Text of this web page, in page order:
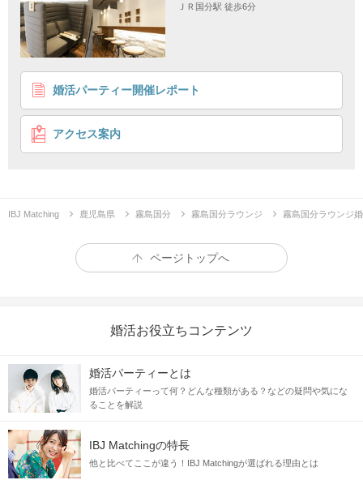
1 2 3 4
《近距離在住限定》幸せはこんなに近くに！今年も頑
張った自分に素敵な出会いを♡
待ち時間は男女別席♪ 投票は男女別席♪
＼ 落ち着くのはやっぱり地元 ／
＊地元での毎日を気に入っているから
恋人との日々も地元で育みたい
ＪＲ国分駅 徒歩6分
婚活パーティー開催レポート
アクセス案内
IBJ Matching 鹿児島県 霧島国分 霧島国分ラウンジ 霧島国分ラウンジ
ページトップへ
婚活お役立ちコンテンツ
婚活パーティーとは
婚活パーティーって何？どんな種類がある？などの疑問や気にな
ることを解説
IBJ Matchingの特長
他と比べてここが違う！IBJ Matchingが選ばれる理由とは